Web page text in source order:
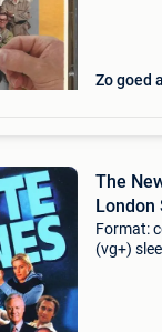
Zo goed
The
London
Format:
(vg+)